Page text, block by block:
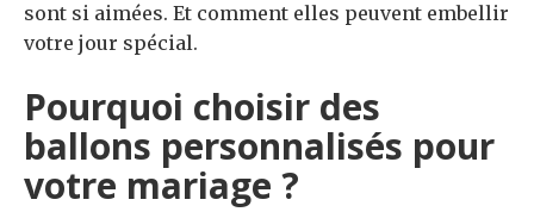
sont si aimées. Et comment elles peuvent embellir
votre jour spécial.
Pourquoi choisir des
ballons personnalisés pour
votre mariage ?